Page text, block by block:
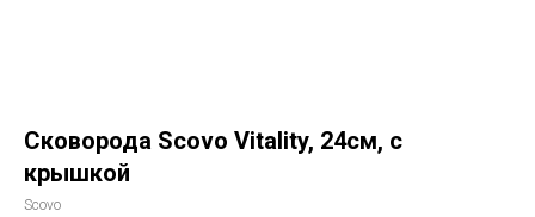
Сковорода Scovo Vitality, 24см, с
крышкой
Scovo